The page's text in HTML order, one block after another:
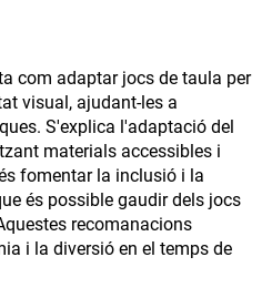
com adaptar jocs de taula per
visual, ajudant-les a
S'explica l'adaptació del
materials accessibles i
fomentar la inclusió i la
és possible gaudir dels jocs
recomanacions
i la diversió en el temps de